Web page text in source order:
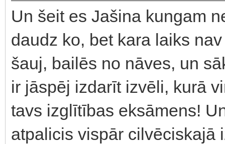
Un šeit es Jašina kungam
daudz ko, bet kara laiks
šauj, bailēs no nāves, un
ir jāspēj izdarīt izvēli, kurā
tavs izglītības eksāmens!
atpalicis vispār cilvēciskajā